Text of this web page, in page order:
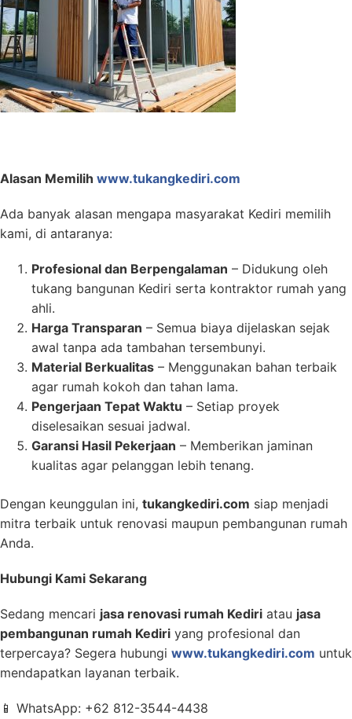
Alasan Memilih www.tukangkediri.com
Ada banyak alasan mengapa masyarakat Kediri memilih
kami, di antaranya:
Profesional dan Berpengalaman – Didukung oleh
tukang bangunan Kediri serta kontraktor rumah yang
ahli.
Harga Transparan – Semua biaya dijelaskan sejak
awal tanpa ada tambahan tersembunyi.
Material Berkualitas – Menggunakan bahan terbaik
agar rumah kokoh dan tahan lama.
Pengerjaan Tepat Waktu – Setiap proyek
diselesaikan sesuai jadwal.
Garansi Hasil Pekerjaan – Memberikan jaminan
kualitas agar pelanggan lebih tenang.
Dengan keunggulan ini, tukangkediri.com siap menjadi
mitra terbaik untuk renovasi maupun pembangunan rumah
Anda.
Hubungi Kami Sekarang
Sedang mencari jasa renovasi rumah Kediri atau jasa
pembangunan rumah Kediri yang profesional dan
terpercaya? Segera hubungi www.tukangkediri.com untuk
mendapatkan layanan terbaik.
📱 WhatsApp: +62 812-3544-4438